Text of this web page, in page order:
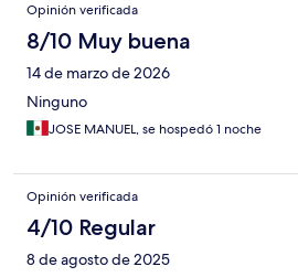
Opinión verificada
8/10 Muy buena
14 de marzo de 2026
Ninguno
JOSE MANUEL, se hospedó 1 noche
Opinión verificada
4/10 Regular
8 de agosto de 2025